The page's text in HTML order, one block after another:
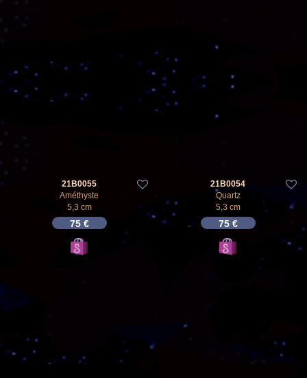
21B0055
Améthyste
5,3 cm
75 €
21B0054
Quartz
5,3 cm
75 €